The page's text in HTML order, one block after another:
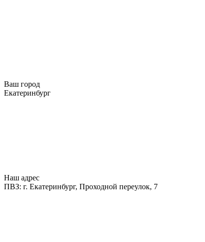
Ваш город
Екатеринбург
Наш адрес
ПВЗ: г. Екатеринбург, Проходной переулок, 7